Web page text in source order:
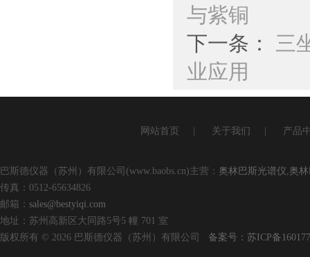
与紫铜
下一条： 三
业应用
网站首页 关于我们 产品
巴斯德仪器（苏州）有限公司(www.baobs.cn)主营： 奥林巴斯光谱仪,奥
传真：0512-65634826
邮箱： sales@bestyiqi.com
地址：苏州高新区大同路5号5 幢 701 室
版权所有 © 2026 巴斯德仪器（苏州）有限公司 备案号：苏ICP备